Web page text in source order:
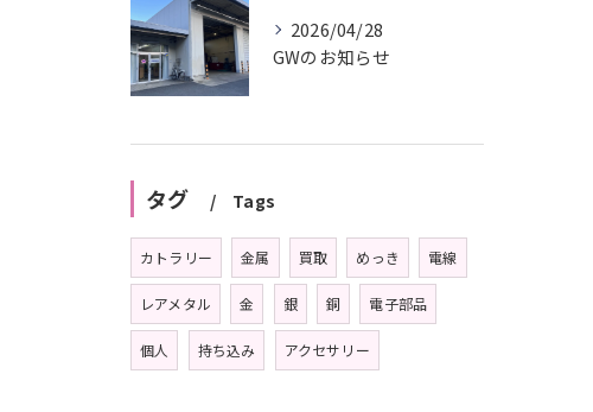
2026/04/28
GWのお知らせ
タグ Tags
カトラリー 金属 買取 めっき 電線
レアメタル 金 銀 銅 電子部品
個人 持ち込み アクセサリー